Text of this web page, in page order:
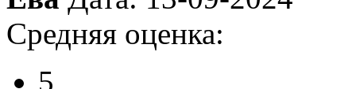
Средняя оценка:
5